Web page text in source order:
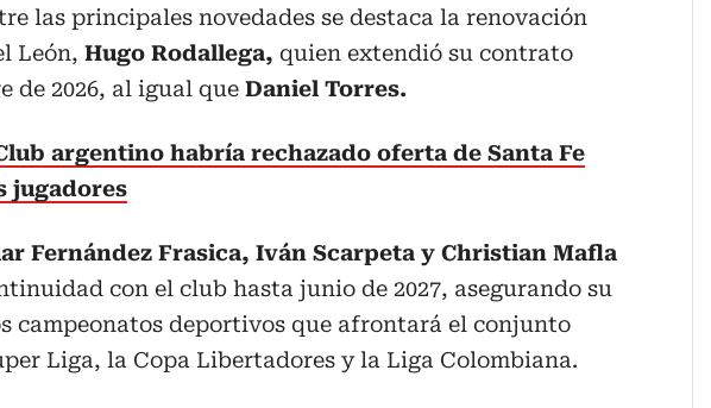
las principales novedades se destaca la renovación
León, Hugo Rodallega, quien extendió su contrato
de 2026, al igual que Daniel Torres.
argentino habría rechazado oferta de Santa Fe
jugadores
Fernández Frasica, Iván Scarpeta y Christian Mafla
con el club hasta junio de 2027, asegurando su
campeonatos deportivos que afrontará el conjunto
Liga, la Copa Libertadores y la Liga Colombiana.